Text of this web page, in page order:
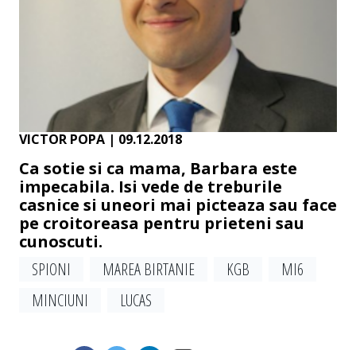
VICTOR POPA | 09.12.2018
Ca sotie si ca mama, Barbara este
impecabila. Isi vede de treburile
casnice si uneori mai picteaza sau face
pe croitoreasa pentru prieteni sau
cunoscuti.
SPIONI
MAREA BIRTANIE KGB
MI6
MINCIUNI
LUCAS